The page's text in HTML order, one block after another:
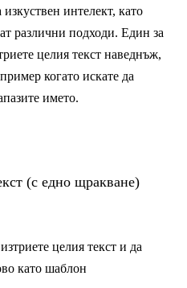
интелект, като
различни подходи. Един за
целия текст наведнъж,
когато искате да
името.
(с едно щракване)
целия текст и да
като шаблон